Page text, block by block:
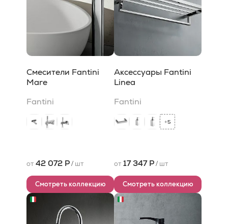
Смесители Fantini
Mare
Fantini
от 42 072 Р/ шт
Смотреть коллекцию
Аксессуары Fantini
Linea
Fantini
+5
от 17 347 Р/ шт
Смотреть коллекцию